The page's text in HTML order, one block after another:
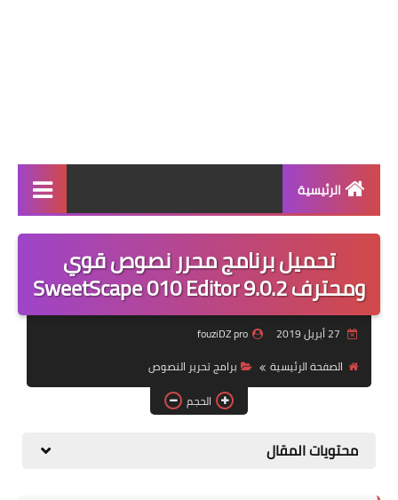
الرئيسية
معلومات هامة
برامج الحماية
قوالب أقترإفكت
برامج الصيانة
تحميل برنامج محرر نصوص قوي
ومحترف SweetScape 010 Editor 9.0.2
fouziDZ pro
الصفحة الرئيسية
برامج تحرير النصوص
الحجم
محتويات المقال